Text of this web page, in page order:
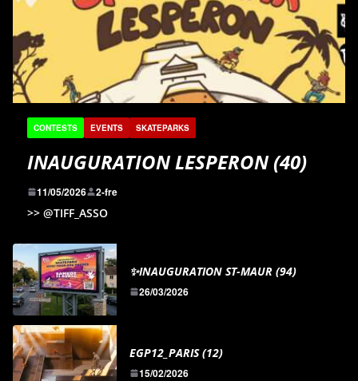
CONTESTS EVENTS SKATEPARKS
INAUGURATION LESPERON (40)
11/05/2026 2-fre
>> @TIFF_ASSO
✨INAUGURATION ST-MAUR (94)
26/03/2026
EGP12_PARIS (12)
15/02/2026